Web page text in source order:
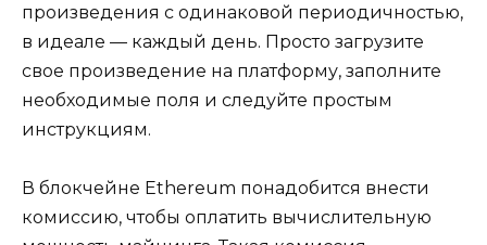
произведения с одинаковой периодичностью,
в идеале — каждый день. Просто загрузите
свое произведение на платформу, заполните
необходимые поля и следуйте простым
инструкциям.
В блокчейне Ethereum понадобится внести
комиссию, чтобы оплатить вычислительную